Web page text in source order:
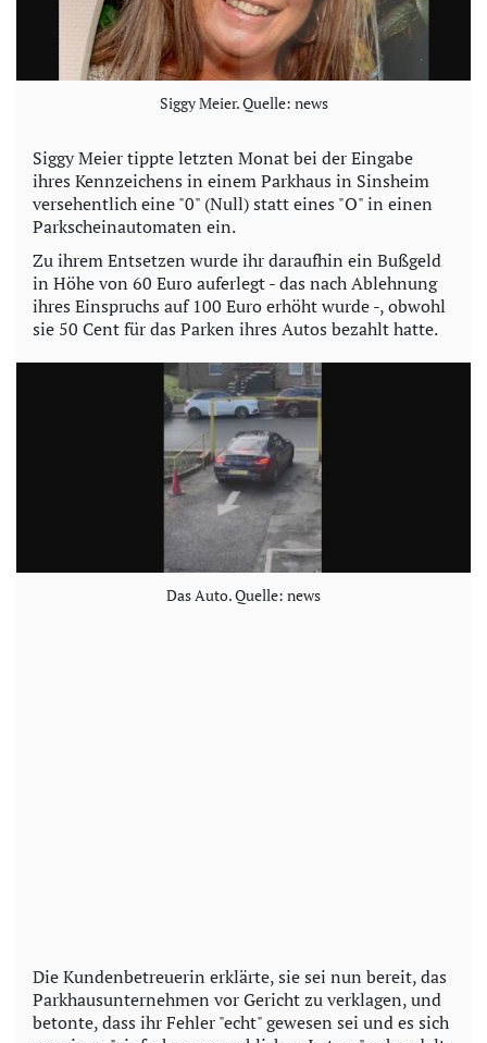
d
e
o
Siggy Meier. Quelle: news
Siggy Meier tippte letzten Monat bei der Eingabe
ihres Kennzeichens in einem Parkhaus in Sinsheim
versehentlich eine "0" (Null) statt eines "O" in einen
Parkscheinautomaten ein.
Zu ihrem Entsetzen wurde ihr daraufhin ein Bußgeld
in Höhe von 60 Euro auferlegt - das nach Ablehnung
ihres Einspruchs auf 100 Euro erhöht wurde -, obwohl
sie 50 Cent für das Parken ihres Autos bezahlt hatte.
Das Auto. Quelle: news
Die Kundenbetreuerin erklärte, sie sei nun bereit, das
Parkhausunternehmen vor Gericht zu verklagen, und
betonte, dass ihr Fehler "echt" gewesen sei und es sich